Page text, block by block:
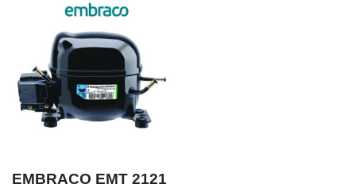
EMBRACO EMT 2121